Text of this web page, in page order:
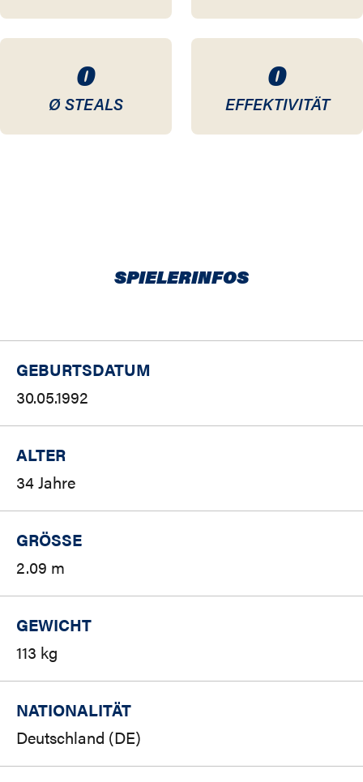
0
Ø STEALS
0
EFFEKTIVITÄT
SPIELERINFOS
GEBURTSDATUM
30.05.1992
ALTER
34 Jahre
GRÖSSE
2.09 m
GEWICHT
113 kg
NATIONALITÄT
Deutschland (DE)